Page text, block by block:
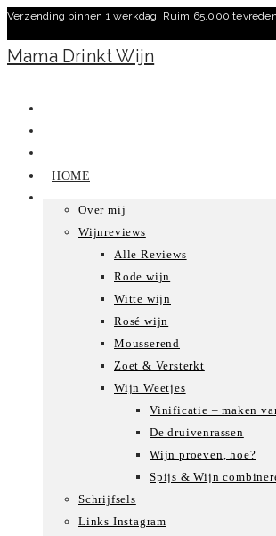
Ga
naar
inhoud
Verzending binnen 1 werkdag. Ruim 65.000
Mama Drinkt Wijn
HOME
Over mij
Wijnreviews
Alle Reviews
Rode wijn
Witte wijn
Rosé wijn
Mousserend
Zoet & Versterkt
Wijn Weetjes
Vinificatie – maken
De druivenrassen
Wijn proeven, hoe?
Spijs & Wijn
Schrijfsels
Links Instagram